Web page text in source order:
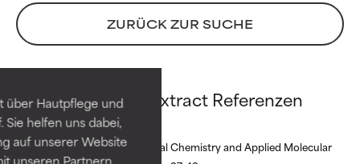
über Hautpflege und
helfen uns dabei,
auf unserer Website
unseren Partnern
ZURÜCK ZUR SUCHE
Rosa Roxburghii Extract Referenzen
International Journal of Clinical Chemistry and Applied Molecular
Bewertung der
Inhaltsstoffe
Erwiesen und durch
unabhängige Studien belegt.
Hervorragender Wirkstoff für
Bewertung der
Inhaltsstoffe
Erwiesen und durch
unabhängige Studien belegt.
Hervorragender Wirkstoff für